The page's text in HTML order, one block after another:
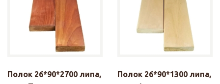
Полок 26*90*2700 липа,
Полок 26*90*1300 липа,